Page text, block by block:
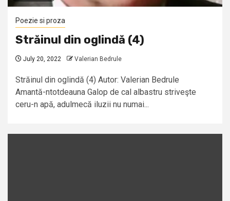
Poezie si proza
Străinul din oglindă (4)
July 20, 2022 Valerian Bedrule
Străinul din oglindă (4) Autor: Valerian Bedrule
Amantă-ntotdeauna Galop de cal albastru striveşte
ceru-n apă, adulmecă iluzii nu numai...